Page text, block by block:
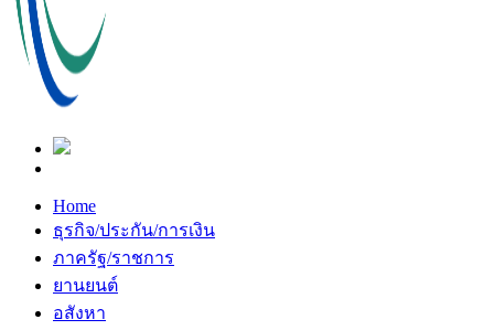
Home
ธุรกิจ/ประกัน/การเงิน
ภาครัฐ/ราชการ
ยานยนต์
อสังหา